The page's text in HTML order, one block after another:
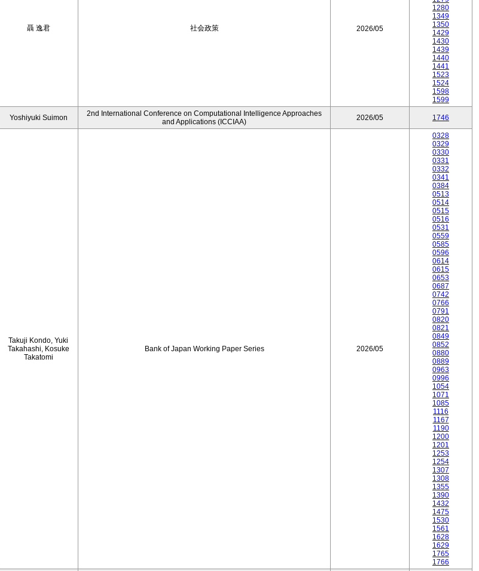
聶 逸君 社会政策 2026/05
1280
1349
1350
1429
1430
1439
1440
1441
1523
1524
1598
1599
Yoshiyuki Suimon
2nd International Conference on Computational Intelligence Approaches
and Applications (ICCIAA)
2026/05 1746
Takuji Kondo, Yuki
Takahashi, Kosuke
Takatomi
Bank of Japan Working Paper Series 2026/05
0328
0329
0330
0331
0332
0341
0384
0513
0514
0515
0516
0531
0559
0585
0596
0614
0615
0653
0687
0742
0766
0791
0820
0821
0849
0852
0880
0889
0963
0996
1054
1071
1085
1116
1167
1190
1200
1201
1253
1254
1307
1308
1355
1390
1432
1475
1530
1561
1628
1629
1765
1766